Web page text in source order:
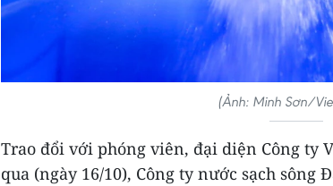
(Ảnh: Minh Sơn/
Trao đổi với phóng viên, đại diện Công ty
qua (ngày 16/10), Công ty nước sạch